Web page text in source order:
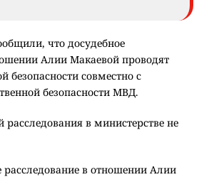
что досудебное
Алии Макаевой проводят
безопасности совместно с
безопасности МВД.
расследования в министерстве не
расследование в отношении Алии